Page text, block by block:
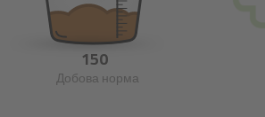
150
Добова норма